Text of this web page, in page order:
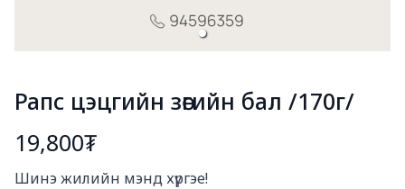
Рапс цэцгийн зөгийн бал /170г/
19,800₮
Шинэ жилийн мэнд хүргэе!